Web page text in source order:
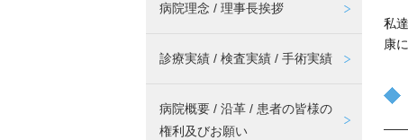
病院理念 / 理事長挨拶
診療実績 / 検査実績 / 手術実績
病院概要 / 沿革 / 患者の皆様の
権利及びお願い
私
康